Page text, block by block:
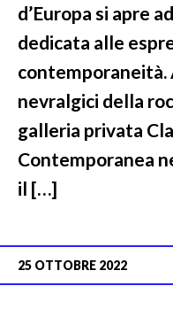
d’Europa si apre
dedicata alle
contemporaneità.
nevralgici della
galleria privata
Contemporanea
il […]
25 OTTOBRE 2022